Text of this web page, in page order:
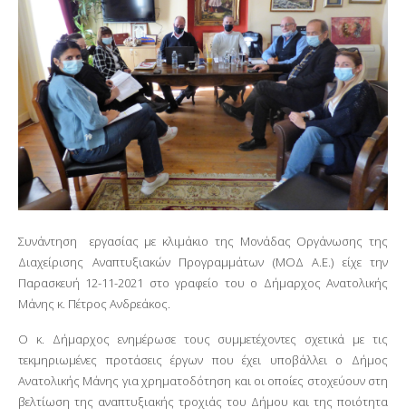
Συνάντηση εργασίας με κλιμάκιο της Μονάδας Οργάνωσης της
Διαχείρισης Αναπτυξιακών Προγραμμάτων (ΜΟΔ Α.Ε.) είχε την
Παρασκευή 12-11-2021 στο γραφείο του ο Δήμαρχος Ανατολικής
Μάνης κ. Πέτρος Ανδρεάκος.
Ο κ. Δήμαρχος ενημέρωσε τους συμμετέχοντες σχετικά με τις
τεκμηριωμένες προτάσεις έργων που έχει υποβάλλει ο Δήμος
Ανατολικής Μάνης για χρηματοδότηση και οι οποίες στοχεύουν στη
βελτίωση της αναπτυξιακής τροχιάς του Δήμου και της ποιότητα